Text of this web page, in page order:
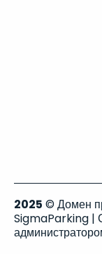
2025 © Домен
SigmaParking |